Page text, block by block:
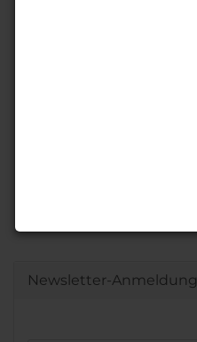
Newsletter-Anmeldung